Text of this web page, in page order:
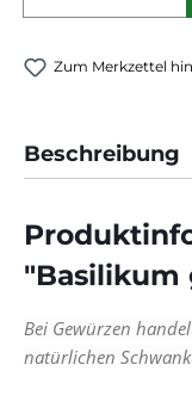
Zum Merkzettel
Beschreibung
"Basilikum
Bei Gewürzen
natürlichen